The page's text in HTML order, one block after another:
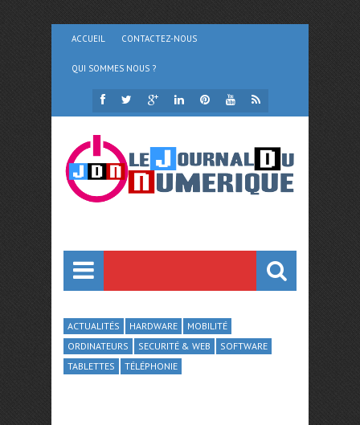
ACCUEIL CONTACTEZ-NOUS
QUI SOMMES NOUS ?
ACTUALITÉS HARDWARE
MOBILITÉ
ORDINATEURS
SECURITÉ & WEB
SOFTWARE
TABLETTES
TÉLÉPHONIE